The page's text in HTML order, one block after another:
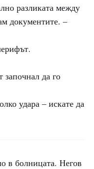
разликата между
документите. –
да го
удара – искате да
в болницата. Негов